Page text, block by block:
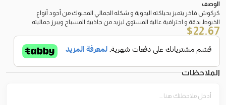
الوصف
كركوش فاخر يتميز بحياكته اليدوية و شكله الجمالي المحبوك من أجود أنواع
الخيوط بدقة و احترافية عالية المستوى ليزيد من جاذبية المسباح ويبرز جماليته
22.67
$
الملاحظات